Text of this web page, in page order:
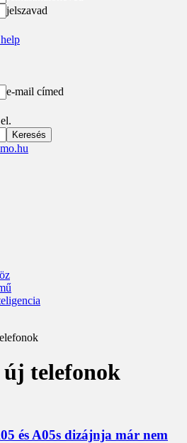
jelszavad
e-mail címed
telefonok
és A05s dizájnja már nem